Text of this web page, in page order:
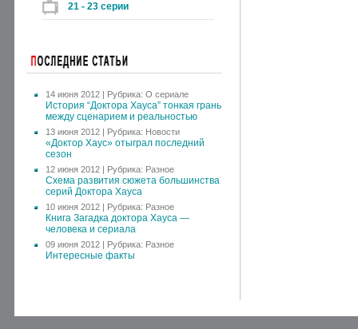
21 - 23 серии
14 июня 2012 | Рубрика: О сериале
История “Доктора Хауса” тонкая грань
между сценарием и реальностью
13 июня 2012 | Рубрика: Новости
«Доктор Хаус» отыграл последний
сезон
12 июня 2012 | Рубрика: Разное
Схема развития сюжета большинства
серий Доктора Хауса
10 июня 2012 | Рубрика: Разное
Книга Загадка доктора Хауса —
человека и сериала
09 июня 2012 | Рубрика: Разное
Интересные факты